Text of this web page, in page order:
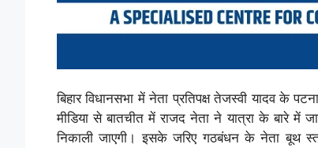
बिहार विधानसभा में नेता प्रतिपक्ष तेजस्वी यादव के
मीडिया से बातचीत में राजद नेता ने यात्रा के बारे
निकाली जाएगी। इसके जरिए गठबंधन के नेता बूथ